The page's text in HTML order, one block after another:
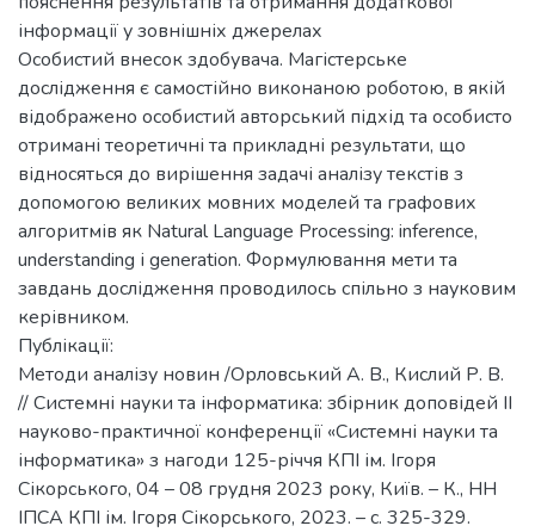
інформації у зовнішніх джерелах
Особистий внесок здобувача. Магістерське
дослідження є самостійно виконаною роботою, в якій
відображено особистий авторський підхід та особисто
отримані теоретичні та прикладні результати, що
відносяться до вирішення задачі аналізу текстів з
допомогою великих мовних моделей та графових
алгоритмів як Natural Language Processing: inference,
understanding і generation. Формулювання мети та
завдань дослідження проводилось спільно з науковим
керівником.
Публікації:
Методи аналізу новин /Орловський А. В., Кислий Р. В.
// Системні науки та інформатика: збірник доповідей II
науково-практичної конференції «Системні науки та
інформатика» з нагоди 125-річчя КПІ ім. Ігоря
Сікорського, 04 – 08 грудня 2023 року, Київ. – К., НН
ІПСА КПІ ім. Ігоря Сікорського, 2023. – с. 325-329.